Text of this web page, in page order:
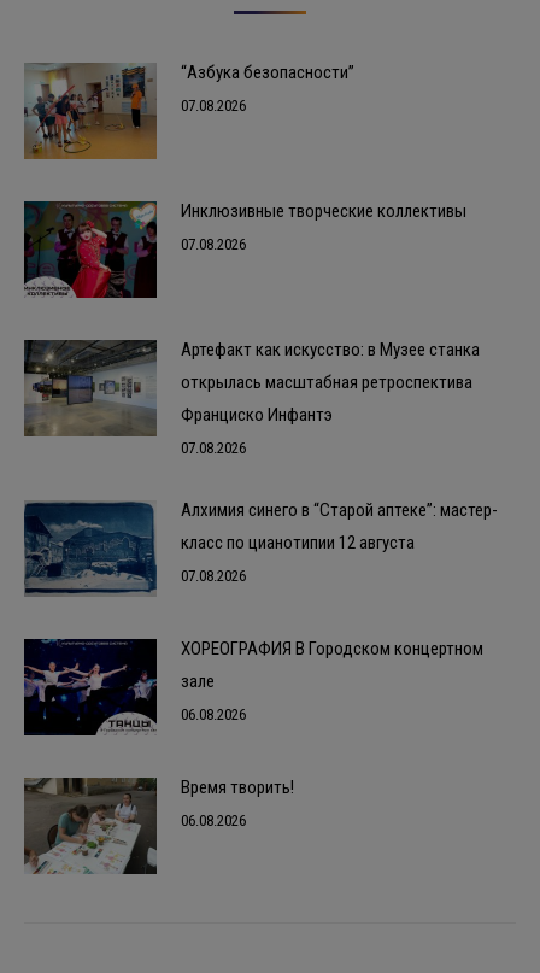
“Азбука безопасности”
07.08.2026
Инклюзивные творческие коллективы
07.08.2026
Артефакт как искусство: в Музее станка
открылась масштабная ретроспектива
Франциско Инфантэ
07.08.2026
Алхимия синего в “Старой аптеке”: мастер-
класс по цианотипии 12 августа
07.08.2026
ХОРЕОГРАФИЯ В Городском концертном
зале
06.08.2026
Время творить!
06.08.2026